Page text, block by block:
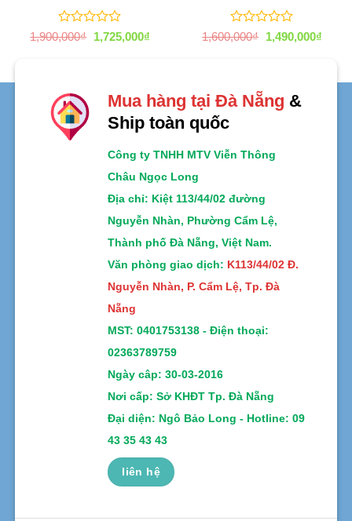
Được
sao
1,900,000₫ Giá
1,725,000₫Giá
Được
sao
1,600,000₫ Giá
1,490,000₫Giá
Mua hàng tại Đà Nẵng &
Ship toàn quốc
Công ty TNHH MTV Viễn Thông
Châu Ngọc Long
Địa chỉ: Kiệt 113/44/02 đường
Nguyễn Nhàn, Phường Cẩm Lệ,
Thành phố Đà Nẵng, Việt Nam.
Văn phòng giao dịch: K113/44/02 Đ.
Nguyễn Nhàn, P. Cẩm Lệ, Tp. Đà
Nẵng
MST: 0401753138 - Điện thoại:
02363789759
Ngày câp: 30-03-2016
Nơi cấp: Sở KHĐT Tp. Đà Nẵng
Đại diện: Ngô Bảo Long - Hotline: 09
43 35 43 43
liên hệ